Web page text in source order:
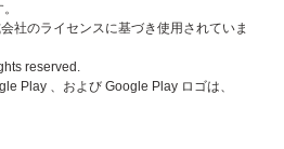
社のライセンスに基づき使用されていま
reserved.
Play 、および Google Play ロゴは、